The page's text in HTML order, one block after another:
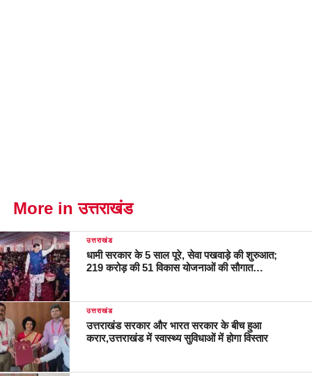
More in उत्तराखंड
उत्तराखंड
धामी सरकार के 5 साल पूरे, सेवा पखवाड़े की शुरुआत;
219 करोड़ की 51 विकास योजनाओं की सौगात…
उत्तराखंड
उत्तराखंड सरकार और भारत सरकार के बीच हुआ
करार,उत्तराखंड में स्वास्थ्य सुविधाओं में होगा विस्तार